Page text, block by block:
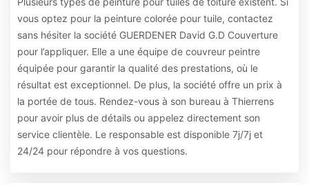
vous optez pour la peinture colorée pour tuile, contactez
sans hésiter la société GUERDENER David G.D Couverture
pour l’appliquer. Elle a une équipe de couvreur peintre
équipée pour garantir la qualité des prestations, où le
résultat est exceptionnel. De plus, la société offre un prix à
la portée de tous. Rendez-vous à son bureau à Thierrens
pour avoir plus de détails ou appelez directement son
service clientèle. Le responsable est disponible 7j/7j et
24/24 pour répondre à vos questions.